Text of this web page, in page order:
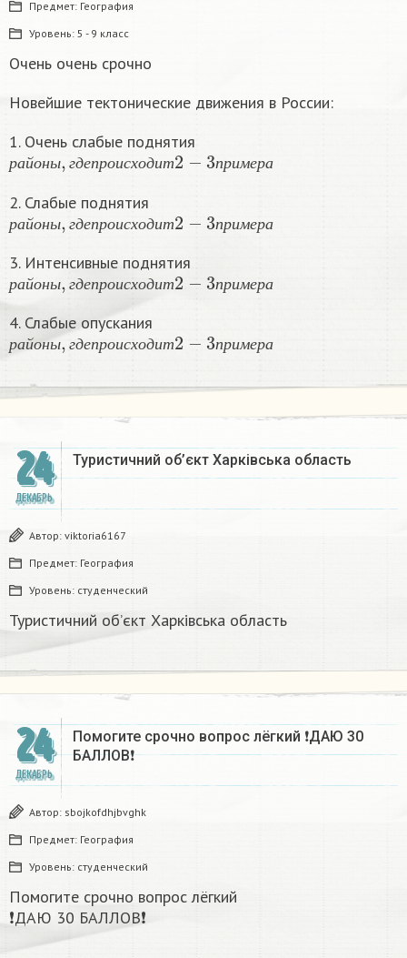
Предмет: География
Уровень: 5 - 9 класс
Очень очень срочно
Новейшие тектонические движения в России:
1. Очень слабые поднятия
р а й о н ы г д епр о и сх о д ит пр им ер а
районы,гдепр оисходи 2
2. Слабые поднятия
р а й о н ы г депр о исх о д ит пр имера
районы, гдепрои д 2
3. Интенсивные поднятия
р а й о н ы г депр о исх о д ит пр имера
районы,гдепроисходи 2
4. Слабые опускания
р а й о н ы г депр о исх о д ит пр имера
районы, гдепроис д 2
24
ДЕКАБРЬ
Туристичний об’єкт Харківська область
Автор: viktoria6167
Предмет: География
Уровень: студенческий
Туристичний об’єкт Харківська область
24
ДЕКАБРЬ
Помогите срочно вопрос лёгкий ❗ДАЮ 30
БАЛЛОВ❗​
Автор: sbojkofdhjbvghk
Предмет: География
Уровень: студенческий
Помогите срочно вопрос лёгкий
❗ДАЮ 30 БАЛЛОВ❗​